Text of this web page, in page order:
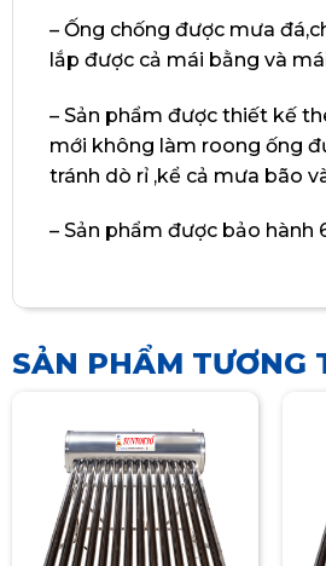
– Ống chống được mưa
lắp được cả mái bằng và
– Sản phẩm được thiết kế
mới không làm roong ống
tránh dò rỉ ,kể cả mưa bão
– Sản phẩm được bảo hành
SẢN PHẨM TƯƠNG